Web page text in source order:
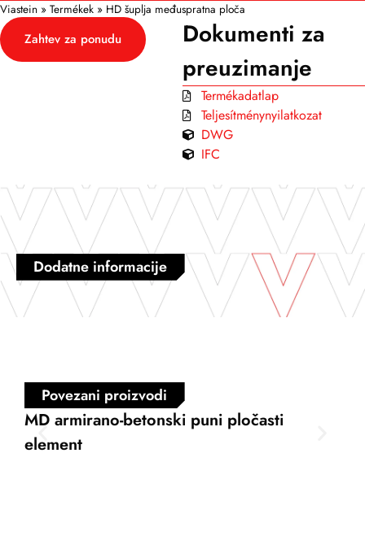
Viastein » Termékek » HD šuplja međuspratna ploča
Zahtev za ponudu
Dokumenti za
preuzimanje
Termékadatlap
Teljesítménynyilatkozat
DWG
IFC
Dodatne informacije
Povezani proizvodi
MD armirano-betonski puni pločasti
element